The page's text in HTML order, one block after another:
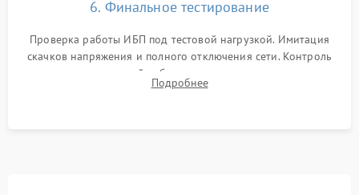
6. Финальное тестирование
Проверка работы ИБП под тестовой нагрузкой. Имитация
скачков напряжения и полного отключения сети. Контроль
времени автономной работы, температурного режима и
корректности формы выходного сигнала.
Подробнее